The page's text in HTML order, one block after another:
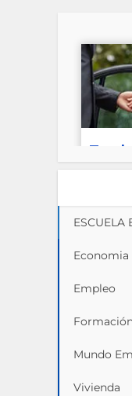
ESCUELA
Economia
Empleo
Mundo
Vivienda